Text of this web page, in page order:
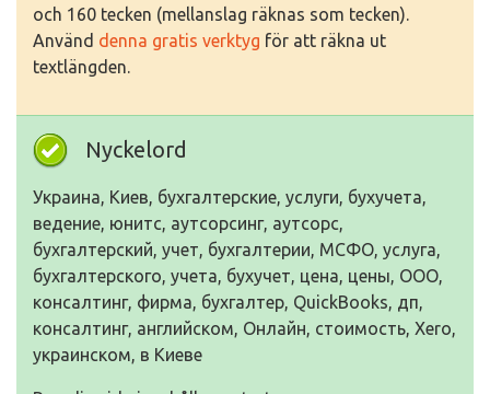
och 160 tecken (mellanslag räknas som tecken).
Använd denna gratis verktyg för att räkna ut
textlängden.
Nyckelord
Украина, Киев, бухгалтерские, услуги, бухучета,
ведение, юнитс, аутсорсинг, аутсорс,
бухгалтерский, учет, бухгалтерии, МСФО, услуга,
бухгалтерского, учета, бухучет, цена, цены, ООО,
консалтинг, фирма, бухгалтер, QuickBooks, дп,
консалтинг, английском, Онлайн, стоимость, Xero,
украинском, в Киеве